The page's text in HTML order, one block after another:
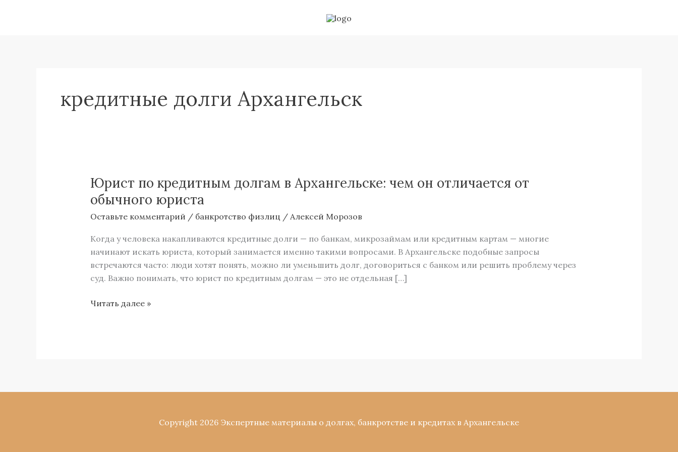
кредитные долги Архангельск
Юрист по кредитным долгам в Архангельске: чем он отличается от
обычного юриста
Оставьте комментарий / банкротство физлиц / Алексей Морозов
Когда у человека накапливаются кредитные долги — по банкам, микрозаймам или кредитным картам — многие
начинают искать юриста, который занимается именно такими вопросами. В Архангельске подобные запросы
встречаются часто: люди хотят понять, можно ли уменьшить долг, договориться с банком или решить проблему через
суд. Важно понимать, что юрист по кредитным долгам — это не отдельная […]
Юрист
по
кредитным
долгам
Архангельске:
отличается
от
Читать далее »
Copyright 2026 Экспертные материалы о долгах, банкротстве и кредитах в Архангельске